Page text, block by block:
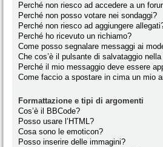
Perché non riesco ad accedere a un
Perché non posso votare nei sondaggi?
Perché non riesco ad aggiungere
Perché ho ricevuto un richiamo?
Come posso segnalare messaggi ai
Che cos’è il pulsante di salvataggio
Perché il mio messaggio deve essere
Come faccio a spostare in cima un mio
Formattazione e tipi di argomenti
Cos’è il BBCode?
Posso usare l’HTML?
Cosa sono le emoticon?
Posso inserire delle immagini?